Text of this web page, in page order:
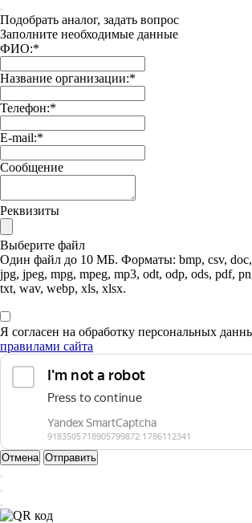
Подобрать аналог, задать вопрос
Заполните необходимые данные
ФИО:*
Название организации:*
Телефон:*
E-mail:*
Сообщение
Реквизиты
Выберите файл
Один файл до 10 МБ. Форматы: bmp, csv,
jpg, jpeg, mpg, mpeg, mp3, odt, odp, ods, pdf,
txt, wav, webp, xls, xlsx.
Я согласен на обработку персональных
правилами сайта
Отмена Отправить